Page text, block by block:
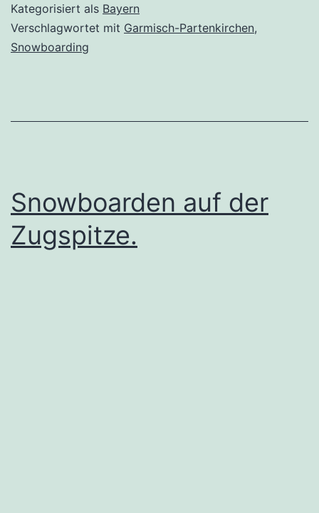
Kategorisiert als Bayern
Verschlagwortet mit Garmisch-Partenkirchen,
Snowboarding
Snowboarden auf der
Zugspitze.